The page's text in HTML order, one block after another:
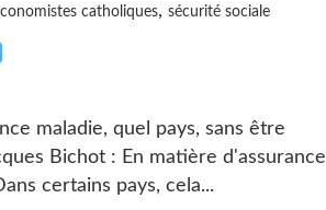
catholiques, sécurité sociale
maladie, quel pays, sans être
Bichot : En matière d'assurance
certains pays, cela...